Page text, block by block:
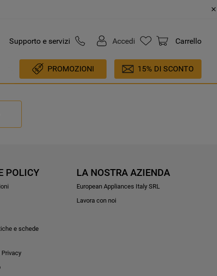
Supporto e servizi Accedi Carrello
PROMOZIONI 15% DI SCONTO
POLICY
e schede
LA NOSTRA AZIENDA
European Appliances Italy SRL
Lavora con noi